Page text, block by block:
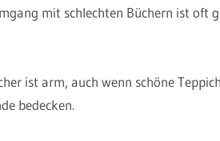
mit schlechten Büchern ist oft
ist arm, auch wenn schöne
bedecken.